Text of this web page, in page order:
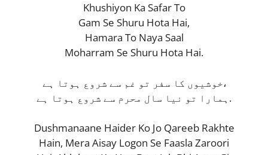
Khushiyon Ka Safar To
Gam Se Shuru Hota Hai,
Hamara To Naya Saal
Moharram Se Shuru Hota Hai.
خوشیوں کا سفر تو غم سے شروع ہوتا ہے،
ہمارا تو نیا سال محرم سے شروع ہوتا ہے.
Dushmanaane Haider Ko Jo Qareeb Rakhte
Hain, Mera Aisay Logon Se Faasla Zaroori